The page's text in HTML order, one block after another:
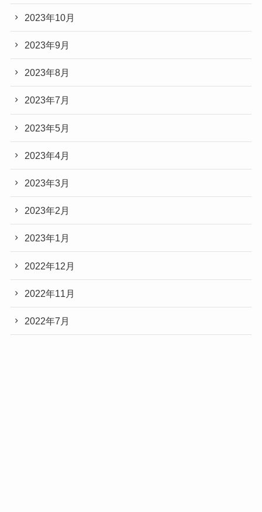
2023年10月
2023年9月
2023年8月
2023年7月
2023年5月
2023年4月
2023年3月
2023年2月
2023年1月
2022年12月
2022年11月
2022年7月